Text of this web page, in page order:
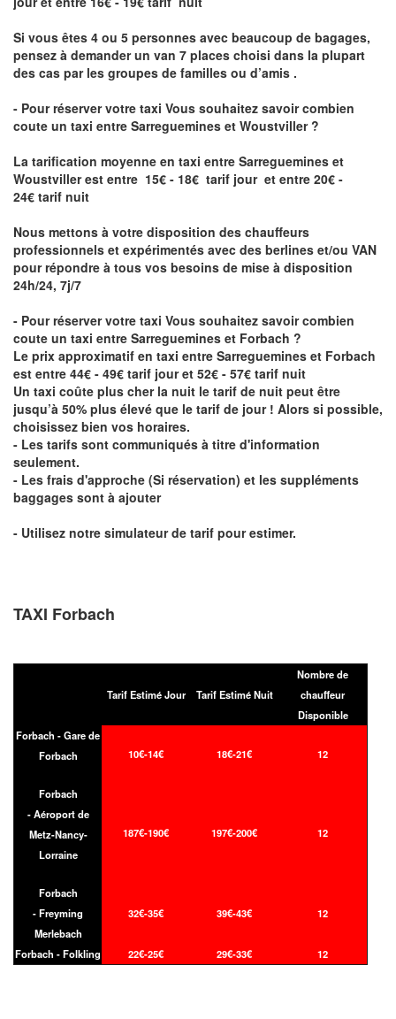
Si vous êtes 4 ou 5 personnes avec beaucoup de bagages,
pensez à demander un van 7 places choisi dans la plupart
des cas par les groupes de familles ou d’amis .
- Pour réserver votre taxi Vous souhaitez savoircombien
coute un taxi entre Sarreguemines et Woustviller ?
La tarification moyenne en taxi entre Sarreguemines et
Woustviller est entre 15€ - 18€ tarif jour et entre 20€ -
24€ tarif nuit
Nous mettons à votre disposition des chauffeurs
professionnels et expérimentés avec des berlines et/ou VAN
pour répondre à tous vos besoins de mise à disposition
24h/24, 7j/7
- Pour réserver votre taxi Vous souhaitez savoircombien
coute un taxi entre Sarreguemines et Forbach ?
Le prix approximatif en taxi entre Sarreguemines et Forbach
est entre 44€ - 49€ tarif jour et 52€ - 57€ tarif nuit
Un taxi coûte plus cher la nuit le tarif de nuit peut être
jusqu’à 50% plus élevé que le tarif de jour ! Alors si possible,
choisissez bien vos horaires.
- Les tarifs sont communiqués à titre d'information
seulement.
- Les frais d'approche (Si réservation) et les suppléments
baggages sont à ajouter
- Utilisez notre simulateur de tarif pour estimer.
TAXI Forbach
Tarif Estimé Jour Tarif Estimé Nuit
Nombre de
chauffeur
Disponible
Forbach - Gare de
Forbach
10€-14€ 18€-21€ 12
Forbach
- Aéroport de
Metz-Nancy-
Lorraine
187€-190€ 197€-200€ 12
Forbach
- Freyming
Merlebach
32€-35€ 39€-43€ 12
Forbach - Folkling 22€-25€ 29€-33€ 12